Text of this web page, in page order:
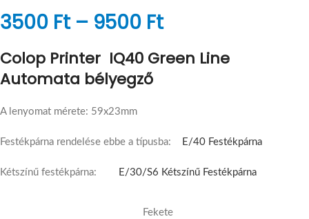
3500 Ft – 9500 Ft
Colop Printer IQ40 Green Line
Automata bélyegző
A lenyomat mérete: 59x23mm
Festékpárna rendelése ebbe a típusba: E/40 Festékpárna
Kétszínű festékpárna: E/30/S6 Kétszínű Festékpárna
Fekete